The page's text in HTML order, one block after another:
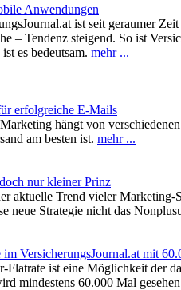
Anwendungen
ist seit geraumer
– Tendenz steigend. So ist
es bedeutsam. mehr ...
erfolgreiche E-Mails
hängt von
am besten ist. mehr ...
nur kleiner Prinz
aktuelle Trend vieler Marketing-
neue Strategie nicht das
VersicherungsJournal.at mit
Flatrate ist eine Möglichkeit der
mindestens 60.000 Mal